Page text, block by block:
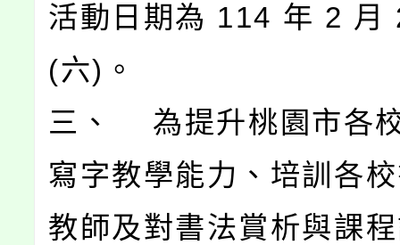
活動日期為 114 年 2 月
(六)。
三、 為提升桃園市各
寫字教學能力、培訓各
教師及對書法賞析與課